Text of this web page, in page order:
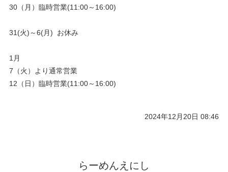
30（月）臨時営業(11:00～16:00)
31(火)～6(月) お休み
1月
7（火）より通常営業
12（日）臨時営業(11:00～16:00)
2024年12月20日 08:46
らーめんえにし